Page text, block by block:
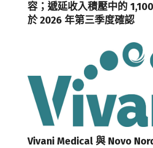
容；遞延收入積壓中的
於 2026 年第三季度確認
Vivani Medical 與 Novo